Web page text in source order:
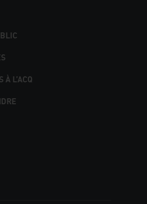
À L’ACQ